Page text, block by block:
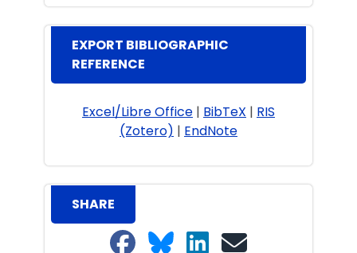
EXPORT BIBLIOGRAPHIC
REFERENCE
Excel/Libre Office | BibTeX | RIS
(Zotero) | EndNote
SHARE
Share on Facebook
Share on Bluesky
Share on LinkedIn